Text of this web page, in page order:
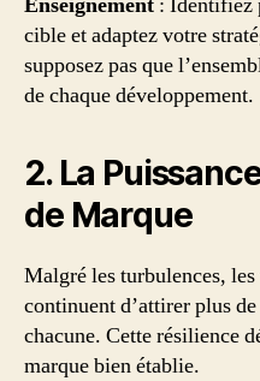
cible et adaptez votre
supposez pas que
de chaque développement.
2. La
de Marque
Malgré les turbulences,
continuent d’attirer plus
chacune. Cette résilience
marque bien établie.